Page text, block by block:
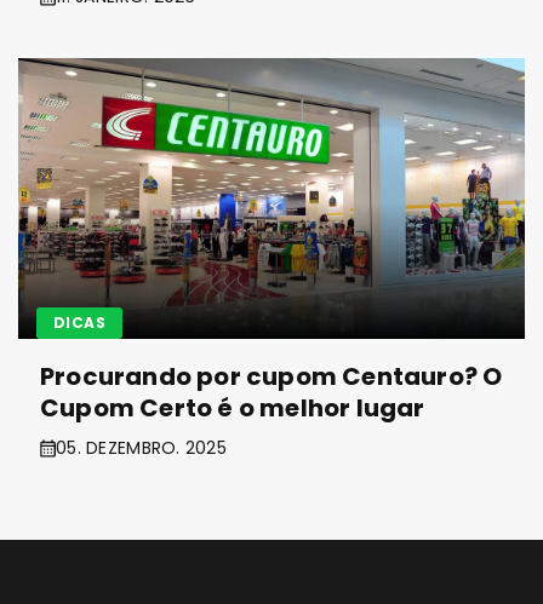
DICAS
Procurando por cupom Centauro? O
Cupom Certo é o melhor lugar
05. DEZEMBRO. 2025